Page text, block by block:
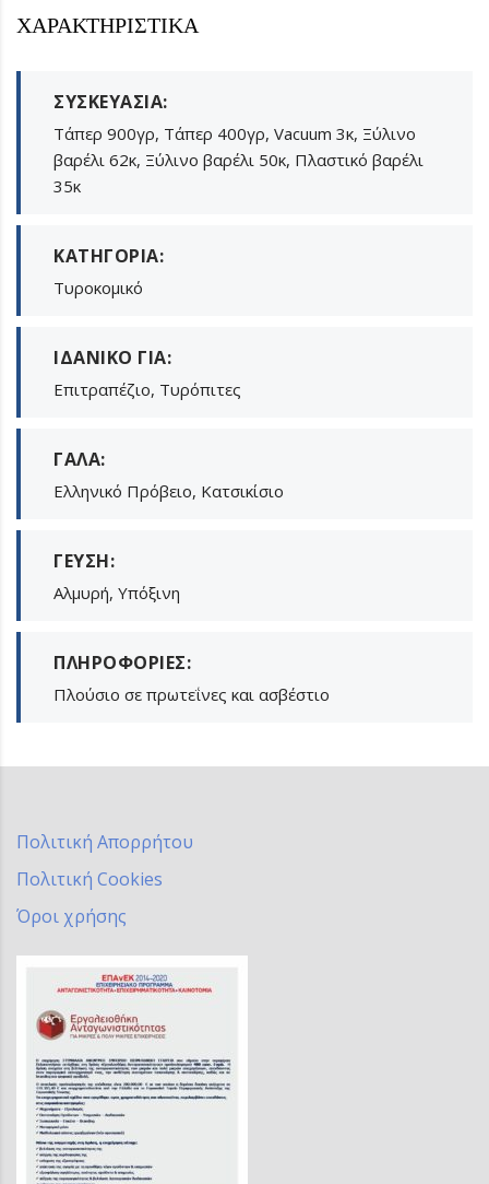
ΧΑΡΑΚΤΗΡΙΣΤΙΚΆ
ΣΥΣΚΕΥΑΣΊΑ:
Τάπερ 900γρ, Τάπερ 400γρ, Vacuum 3κ, Ξύλινο
βαρέλι 62κ, Ξύλινο βαρέλι 50κ, Πλαστικό βαρέλι
35κ
ΚΑΤΗΓΟΡΊΑ:
Τυροκομικό
ΙΔΑΝΙΚΌ ΓΙΑ:
Επιτραπέζιο, Τυρόπιτες
ΓΆΛΑ:
Ελληνικό Πρόβειο, Κατσικίσιο
ΓΕΎΣΗ:
Αλμυρή, Υπόξινη
ΠΛΗΡΟΦΟΡΊΕΣ:
Πλούσιο σε πρωτεΐνες και ασβέστιο
Πολιτική Απορρήτου
Πολιτική Cookies
Όροι χρήσης